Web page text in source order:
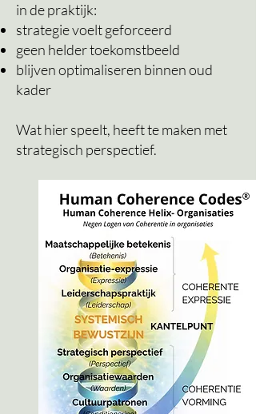
in de praktijk:
strategie voelt geforceerd
geen helder toekomstbeeld
blijven optimaliseren binnen oud
kader
Wat hier speelt, heeft te maken met
strategisch perspectief.